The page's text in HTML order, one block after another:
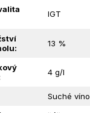
IGT
: 13 %
4 g/l
Suché víno